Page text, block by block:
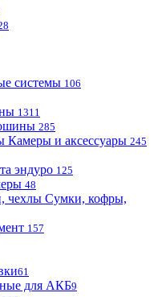
системы 106
1311
285
Камеры и аксессуары 245
эндуро 125
48
Сумки, кофры,
157
61
для АКБ9